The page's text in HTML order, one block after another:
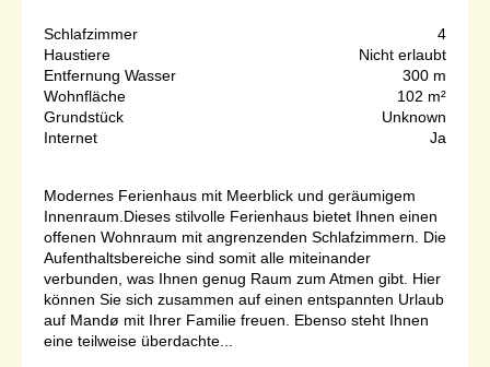
Schlafzimmer
4
Haustiere
Nicht erlaubt
Entfernung Wasser
300 m
Wohnfläche
102 m²
Grundstück
Unknown
Internet
Ja
Modernes Ferienhaus mit Meerblick und geräumigem
Innenraum.Dieses stilvolle Ferienhaus bietet Ihnen einen
offenen Wohnraum mit angrenzenden Schlafzimmern. Die
Aufenthaltsbereiche sind somit alle miteinander
verbunden, was Ihnen genug Raum zum Atmen gibt. Hier
können Sie sich zusammen auf einen entspannten Urlaub
auf Mandø mit Ihrer Familie freuen. Ebenso steht Ihnen
eine teilweise überdachte...